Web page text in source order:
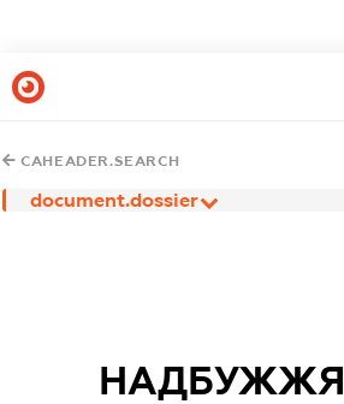
CAHEADER.SEARCH
document.dossier
НАДБУЖЖЯ